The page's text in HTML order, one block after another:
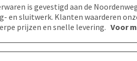
is gevestigd aan de
en sluitwerk. Klanten waarderen
prijzen en snelle levering. Voor